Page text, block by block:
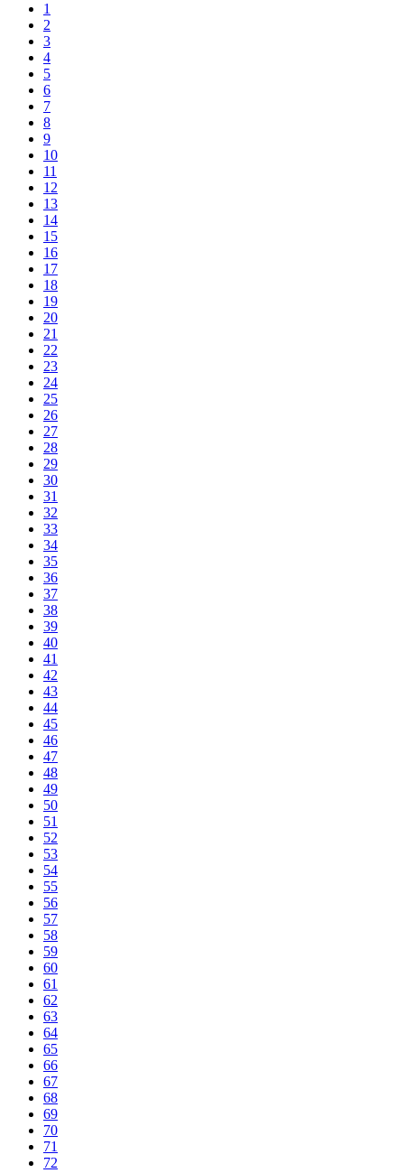
1
2
3
4
5
6
7
8
9
10
11
12
13
14
15
16
17
18
19
20
21
22
23
24
25
26
27
28
29
30
31
32
33
34
35
36
37
38
39
40
41
42
43
44
45
46
47
48
49
50
51
52
53
54
55
56
57
58
59
60
61
62
63
64
65
66
67
68
69
70
71
72